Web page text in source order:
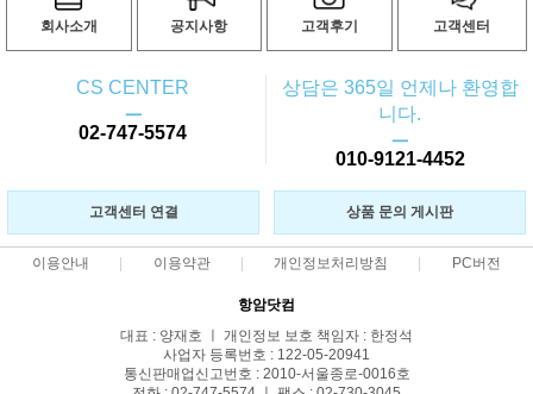
회사소개 공지사항 고객후기 고객센터
CS CENTER
ㅡ
02-747-5574
상담은 365일 언제나 환영합
니다.
ㅡ
010-9121-4452
고객센터 연결 상품 문의 게시판
이용안내 이용약관 개인정보처리방침 PC버전
항암닷컴
대표 : 양재호 ㅣ 개인정보 보호 책임자 : 한정석
사업자 등록번호 : 122-05-20941
통신판매업신고번호 : 2010-서울종로-0016호